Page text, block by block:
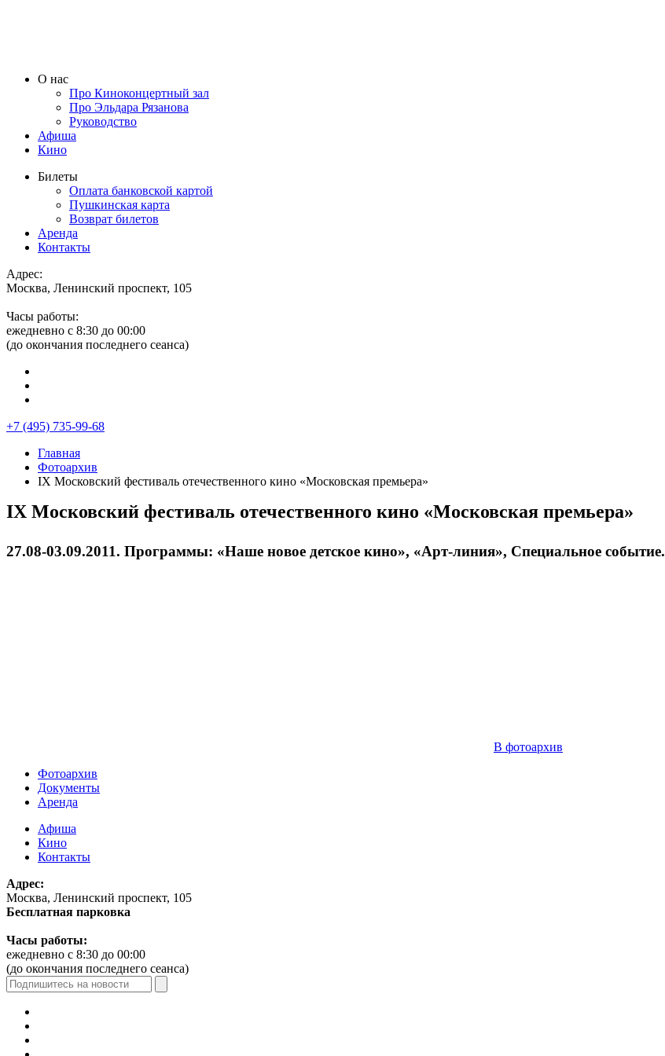
О нас
Про Киноконцертный зал
Про Эльдара Рязанова
Руководство
Афиша
Кино
Билеты
Оплата банковской картой
Пушкинская карта
Возврат билетов
Аренда
Контакты
Адрес:
Москва, Ленинский проспект, 105
Часы работы:
ежедневно с 8:30 до 00:00
(до окончания последнего сеанса)
+7 (495) 735-99-68
Главная
Фотоархив
IX Московский фестиваль отечественного кино «Московская премьера»
IX Московский фестиваль отечественного кино «Московская премьера»
27.08-03.09.2011. Программы: «Наше новое детское кино», «Арт-линия», Специальное событие.
В фотоархив
Фотоархив
Документы
Аренда
Афиша
Кино
Контакты
Адрес:
Москва, Ленинский проспект, 105
Бесплатная парковка
Часы работы:
ежедневно с 8:30 до 00:00
(до окончания последнего сеанса)